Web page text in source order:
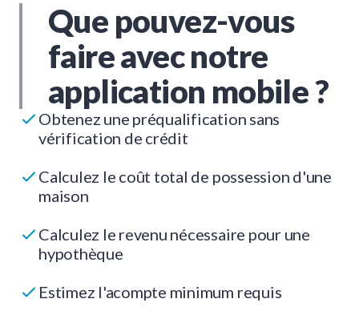
Que pouvez-vous
faire avec notre
application mobile ?
Obtenez une préqualification sans
vérification de crédit
Calculez le coût total de possession d'une
maison
Calculez le revenu nécessaire pour une
hypothèque
Estimez l'acompte minimum requis